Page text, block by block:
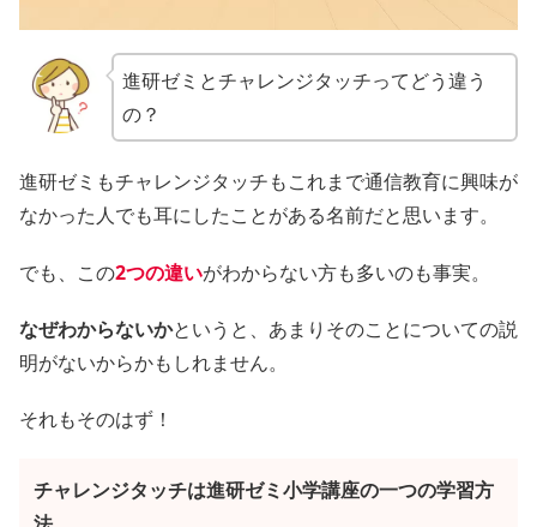
進研ゼミとチャレンジタッチってどう違う
の？
進研ゼミもチャレンジタッチもこれまで通信教育に興味が
なかった人でも耳にしたことがある名前だと思います。
でも、この2つの違いがわからない方も多いのも事実。
なぜわからないかというと、あまりそのことについての説
明がないからかもしれません。
それもそのはず！
チャレンジタッチは進研ゼミ小学講座の一つの学習方